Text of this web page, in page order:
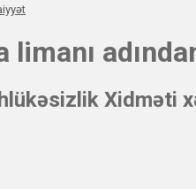
limanı
Xidməti